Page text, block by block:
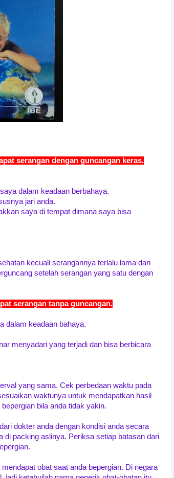
serangan dengan guncangan keras.
dalam keadaan berbahaya.
jari anda.
saya di tempat dimana saya bisa
kecuali serangannya terlalu lama dari
setelah serangan yang satu dengan
serangan tanpa guncangan.
dalam keadaan bahaya.
menyadari yang terjadi dan bisa berbicara
yang sama. Cek perbedaan waktu pada
waktunya untuk mendapatkan hasil
bila anda tidak yakin.
dokter anda dengan kondisi anda secara
di packing aslinya. Periksa setiap batasan dari
obat saat anda bepergian. Di negara